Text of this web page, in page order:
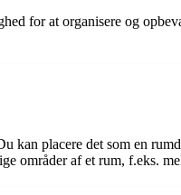
for at organisere og
placere det som en
områder af et rum, f.eks.